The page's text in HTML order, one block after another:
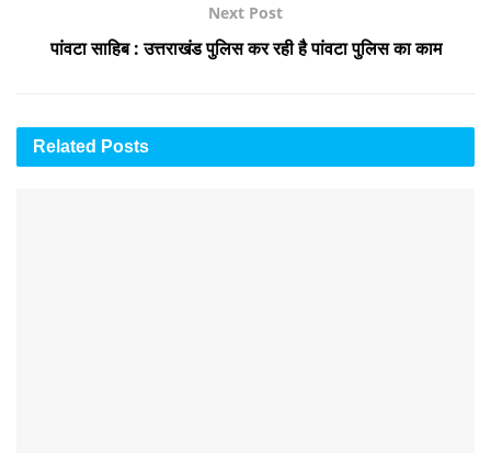
Next Post
पांवटा साहिब : उत्तराखंड पुलिस कर रही है पांवटा पुलिस का काम
Related Posts